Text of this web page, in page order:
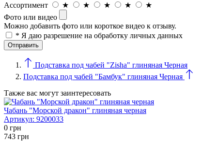
Ассортимент
★ ★ ★ ★
★
Фото или видео
Можно добавить фото или короткое видео к отзыву.
* Я даю разрешение на обработку личных данных
Подставка под чабей "Zisha" глиняная Черная
Подставка под чабей "Бамбук" глиняная Черная
Также вас могут заинтересовать
Чабань "Морской дракон" глиняная черная
Артикул: 9200033
0 грн
743 грн